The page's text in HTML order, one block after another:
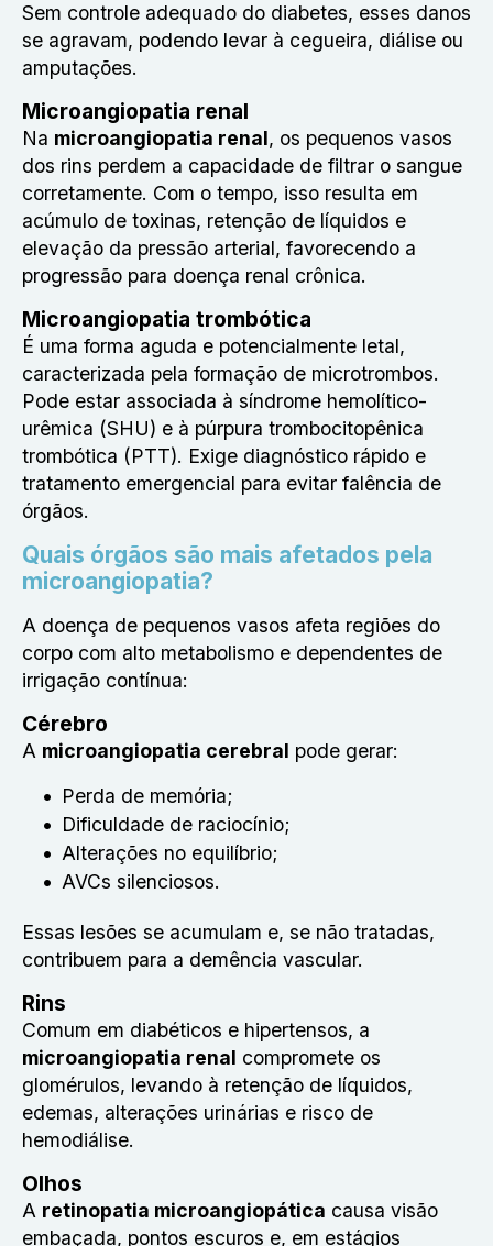
Sem controle adequado do diabetes, esses danos
se agravam, podendo levar à cegueira, diálise ou
amputações.
Microangiopatia renal
Na microangiopatia renal, os pequenos vasos
dos rins perdem a capacidade de filtrar o sangue
corretamente. Com o tempo, isso resulta em
acúmulo de toxinas, retenção de líquidos e
elevação da pressão arterial, favorecendo a
progressão para doença renal crônica.
Microangiopatia trombótica
É uma forma aguda e potencialmente letal,
caracterizada pela formação de microtrombos.
Pode estar associada à síndrome hemolítico-
urêmica (SHU) e à púrpura trombocitopênica
trombótica (PTT). Exige diagnóstico rápido e
tratamento emergencial para evitar falência de
órgãos.
Quais órgãos são mais afetados pela
microangiopatia?
A doença de pequenos vasos afeta regiões do
corpo com alto metabolismo e dependentes de
irrigação contínua:
Cérebro
A microangiopatia cerebral pode gerar:
Perda de memória;
Dificuldade de raciocínio;
Alterações no equilíbrio;
AVCs silenciosos.
Essas lesões se acumulam e, se não tratadas,
contribuem para a demência vascular.
Rins
Comum em diabéticos e hipertensos, a
microangiopatia renal compromete os
glomérulos, levando à retenção de líquidos,
edemas, alterações urinárias e risco de
hemodiálise.
Olhos
A retinopatia microangiopática causa visão
embaçada, pontos escuros e, em estágios